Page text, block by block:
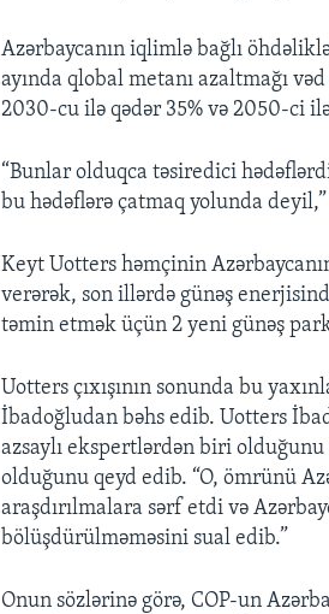
Azərbaycanın iqlimlə bağlı
ayında qlobal metanı azaltmağı
2030-cu ilə qədər 35% və 2050-ci
“Bunlar olduqca təsiredici
bu hədəflərə çatmaq yolunda
Keyt Uotters həmçinin
verərək, son illərdə günəş
təmin etmək üçün 2 yeni günəş
Uotters çıxışının sonunda bu
İbadoğludan bəhs edib. Uotters
azsaylı ekspertlərdən biri
olduğunu qeyd edib. “O, ömrünü
araşdırılmalara sərf etdi və
bölüşdürülməməsini sual edib.”
Onun sözlərinə görə, COP-un